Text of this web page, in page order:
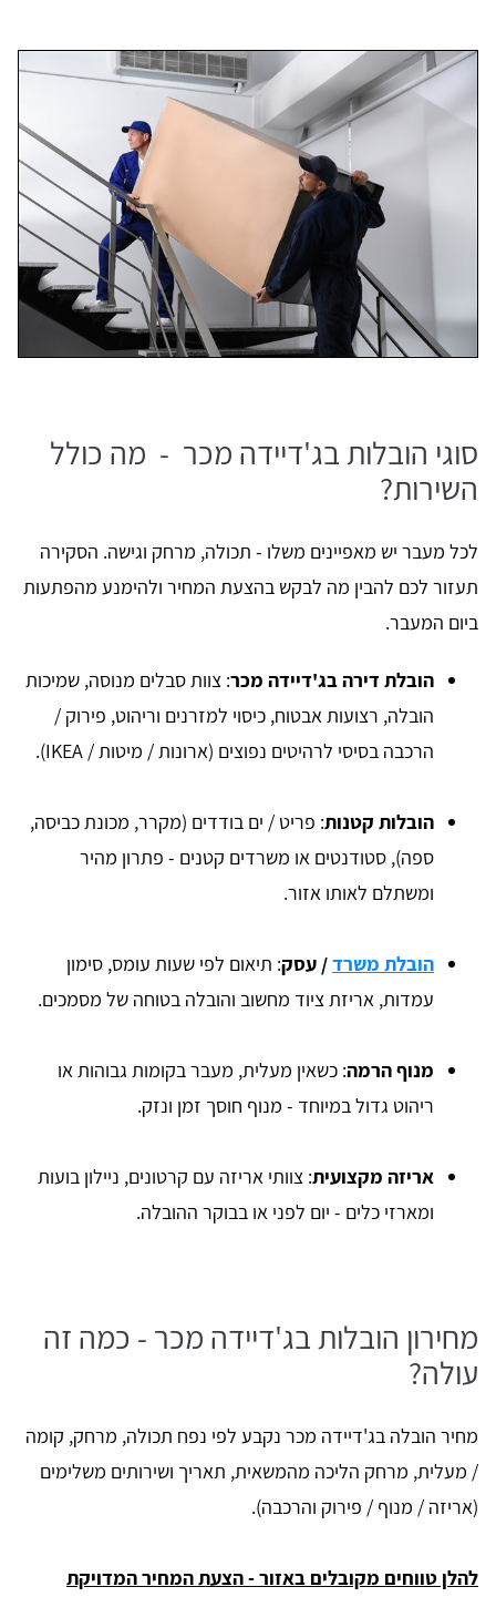
סוגי הובלות בג'דיידה מכר - מה כולל
השירות?
לכל מעבר יש מאפיינים משלו - תכולה, מרחק וגישה. הסקירה
תעזור לכם להבין מה לבקש בהצעת המחיר ולהימנע מהפתעות
ביום המעבר.
הובלת דירה בג'דיידה מכר: צוות סבלים מנוסה, שמיכות
הובלה, רצועות אבטוח, כיסוי למזרנים וריהוט, פירוק /
הרכבה בסיסי לרהיטים נפוצים (ארונות / מיטות / IKEA).
הובלות קטנות: פריט / ים בודדים (מקרר, מכונת כביסה,
ספה), סטודנטים או משרדים קטנים - פתרון מהיר
ומשתלם לאותו אזור.
הובלת משרד/ עסק: תיאום לפי שעות עומס, סימון
עמדות, אריזת ציוד מחשוב והובלה בטוחה של מסמכים.
מנוף הרמה: כשאין מעלית, מעבר בקומות גבוהות או
ריהוט גדול במיוחד - מנוף חוסך זמן ונזק.
אריזה מקצועית: צוותי אריזה עם קרטונים, ניילון בועות
ומארזי כלים - יום לפני או בבוקר ההובלה.
מחירון הובלות בג'דיידה מכר - כמה זה
עולה?
מחיר הובלה בג'דיידה מכר נקבע לפי נפח תכולה, מרחק, קומה
/ מעלית, מרחק הליכה מהמשאית, תאריך ושירותים משלימים
(אריזה / מנוף / פירוק והרכבה).
להלן טווחים מקובלים באזור - הצעת המחיר המדויקת